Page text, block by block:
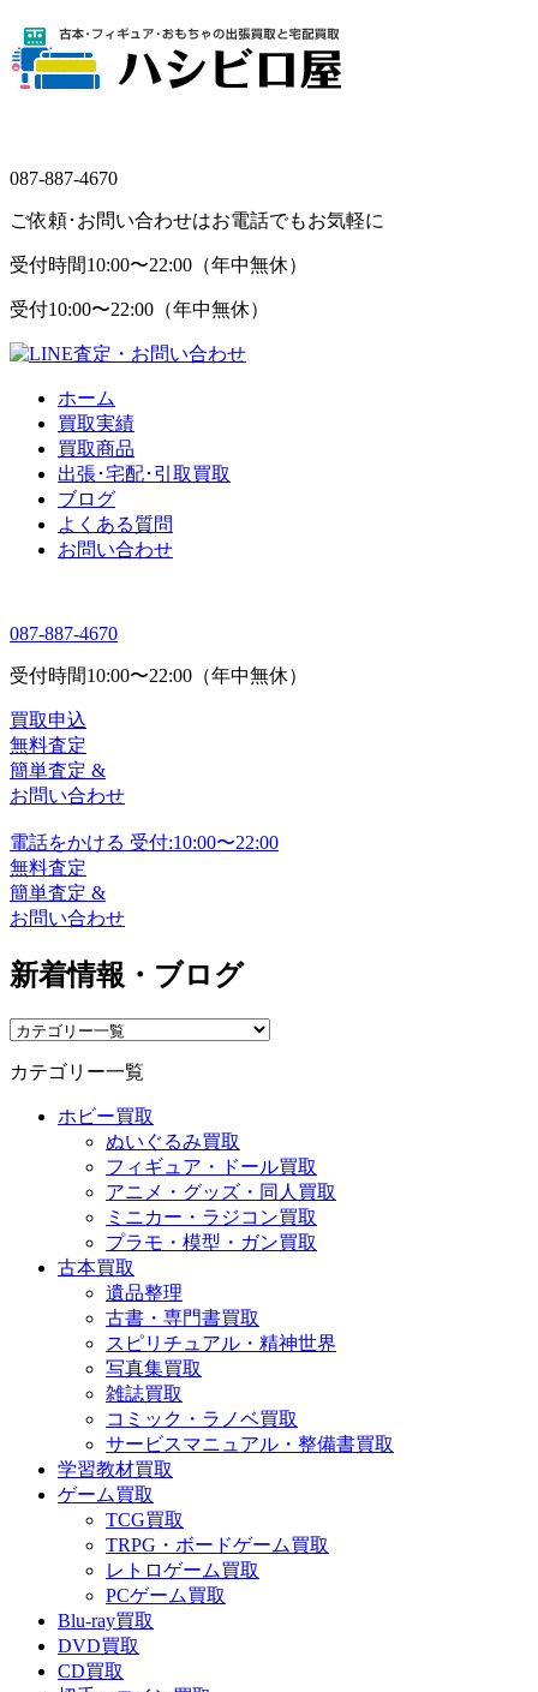
087-887-4670
ご依頼･お問い合わせはお電話でもお気軽に
受付時間10:00〜22:00（年中無休）
受付10:00〜22:00（年中無休）
ホーム
買取実績
買取商品
出張･宅配･引取買取
ブログ
よくある質問
お問い合わせ
087-887-4670
受付時間10:00〜22:00（年中無休）
買取申込
無料査定
簡単査定 &
お問い合わせ
電話をかける 受付:10:00〜22:00
無料査定
簡単査定 &
お問い合わせ
新着情報・ブログ
カテゴリー一覧
ホビー買取
ぬいぐるみ買取
フィギュア・ドール買取
アニメ・グッズ・同人買取
ミニカー・ラジコン買取
プラモ・模型・ガン買取
古本買取
遺品整理
古書・専門書買取
スピリチュアル・精神世界
写真集買取
雑誌買取
コミック・ラノベ買取
サービスマニュアル・整備書買取
学習教材買取
ゲーム買取
TCG買取
TRPG・ボードゲーム買取
レトロゲーム買取
PCゲーム買取
Blu-ray買取
DVD買取
CD買取